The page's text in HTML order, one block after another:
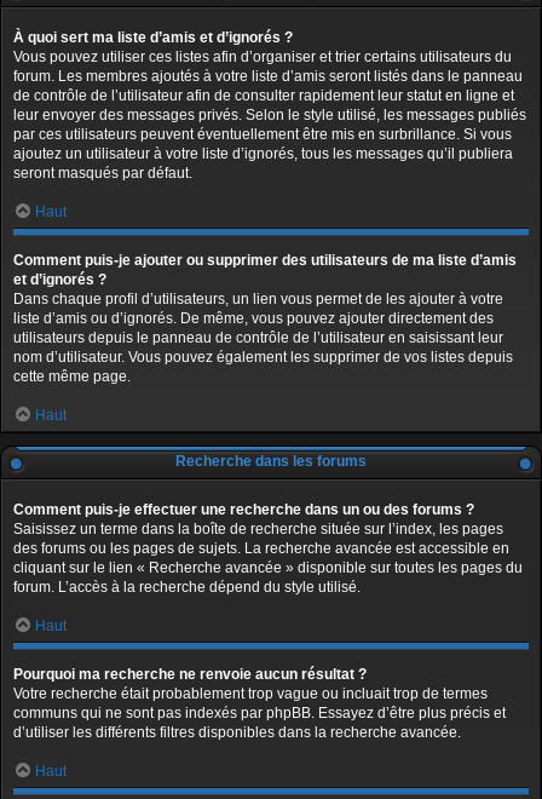
À quoi sert ma liste d’amis et d’ignorés ?
Vous pouvez utiliser ces listes afin d’organiser et trier certains utilisateurs du
forum. Les membres ajoutés à votre liste d’amis seront listés dans le panneau
de contrôle de l’utilisateur afin de consulter rapidement leur statut en ligne et
leur envoyer des messages privés. Selon le style utilisé, les messages publiés
par ces utilisateurs peuvent éventuellement être mis en surbrillance. Si vous
ajoutez un utilisateur à votre liste d’ignorés, tous les messages qu’il publiera
seront masqués par défaut.
Haut
Comment puis-je ajouter ou supprimer des utilisateurs de ma liste d’amis
et d’ignorés ?
Dans chaque profil d’utilisateurs, un lien vous permet de les ajouter à votre
liste d’amis ou d’ignorés. De même, vous pouvez ajouter directement des
utilisateurs depuis le panneau de contrôle de l’utilisateur en saisissant leur
nom d’utilisateur. Vous pouvez également les supprimer de vos listes depuis
cette même page.
Haut
Recherche dans les forums
Comment puis-je effectuer une recherche dans un ou des forums ?
Saisissez un terme dans la boîte de recherche située sur l’index, les pages
des forums ou les pages de sujets. La recherche avancée est accessible en
cliquant sur le lien « Recherche avancée » disponible sur toutes les pages du
forum. L’accès à la recherche dépend du style utilisé.
Haut
Pourquoi ma recherche ne renvoie aucun résultat ?
Votre recherche était probablement trop vague ou incluait trop de termes
communs qui ne sont pas indexés par phpBB. Essayez d’être plus précis et
d’utiliser les différents filtres disponibles dans la recherche avancée.
Haut